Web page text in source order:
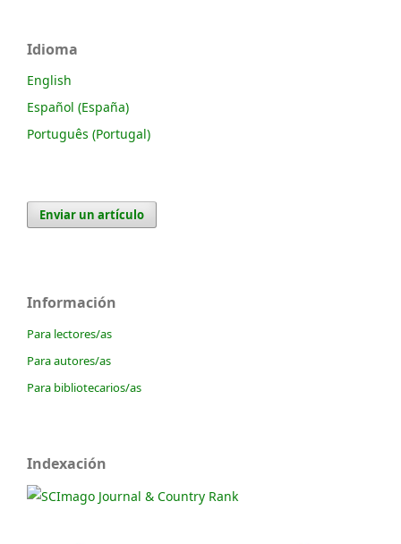
Idioma
English
Español (España)
Português (Portugal)
Enviar un artículo
Información
Para lectores/as
Para autores/as
Para bibliotecarios/as
Indexación